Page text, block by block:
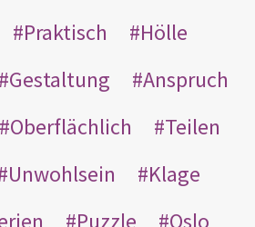
Praktisch
Hölle
Gestaltung
Anspruch
Oberflächlich
Teilen
Unwohlsein
Klage
Puzzle
Oslo